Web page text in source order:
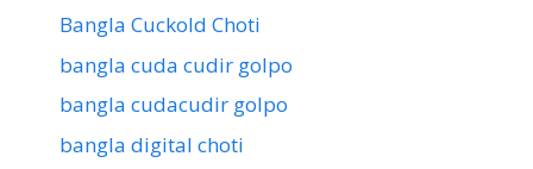
Bangla Cuckold Choti
bangla cuda cudir golpo
bangla cudacudir golpo
bangla digital choti